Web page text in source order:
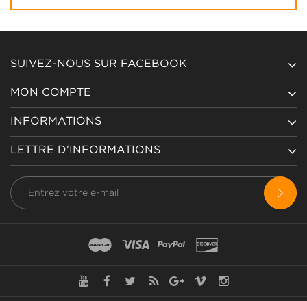
SUIVEZ-NOUS SUR FACEBOOK
MON COMPTE
INFORMATIONS
LETTRE D'INFORMATIONS